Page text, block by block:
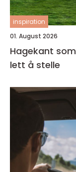
inspiration
01. August 2026
Hagekant
lett å stelle